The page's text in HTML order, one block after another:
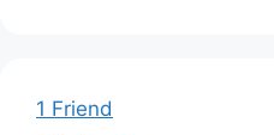
1 Friend